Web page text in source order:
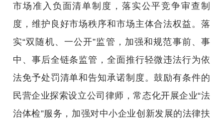
市场准入负面清单制度，落实公平竞争审查制
度，维护良好市场秩序和市场主体合法权益。落
实“双随机、一公开”监管，加强和规范事前、事
中、事后全链条监管，全面推行轻微违法行为依
法免予处罚清单和告知承诺制度。鼓励有条件的
民营企业探索设立公司律师，常态化开展企业“法
治体检”服务，加强对中小企业创新发展的法律扶